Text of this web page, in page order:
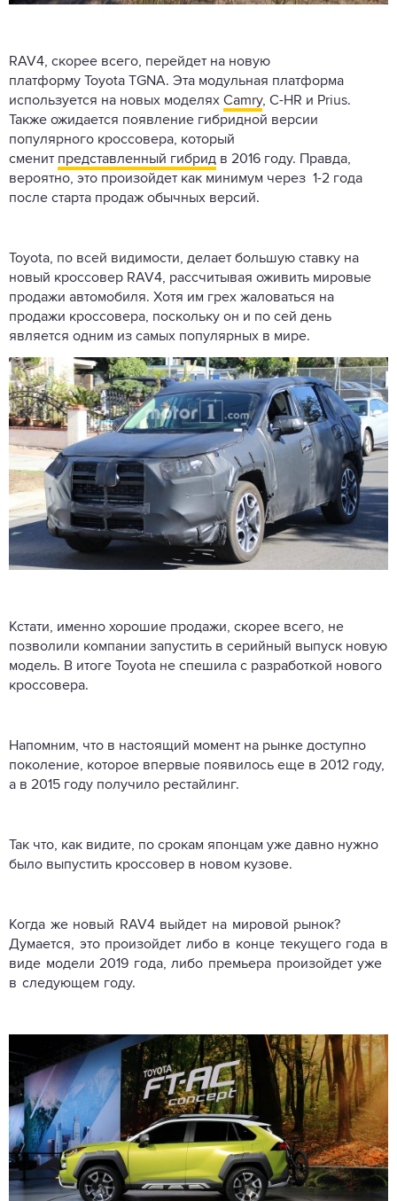
RAV4, скорее всего, перейдет на новую
платформу Toyota TGNA. Эта модульная платформа
используется на новых моделях Camry, C-HR и Prius.
Также ожидается появление гибридной версии
популярного кроссовера, который
сменит представленный гибрид в 2016 году. Правда,
вероятно, это произойдет как минимум через 1-2 года
после старта продаж обычных версий.
Toyota, по всей видимости, делает большую ставку на
новый кроссовер RAV4, рассчитывая оживить мировые
продажи автомобиля. Хотя им грех жаловаться на
продажи кроссовера, поскольку он и по сей день
является одним из самых популярных в мире.
Кстати, именно хорошие продажи, скорее всего, не
позволили компании запустить в серийный выпуск новую
модель. В итоге Toyota не спешила с разработкой нового
кроссовера.
Напомним, что в настоящий момент на рынке доступно
поколение, которое впервые появилось еще в 2012 году,
а в 2015 году получило рестайлинг.
Так что, как видите, по срокам японцам уже давно нужно
было выпустить кроссовер в новом кузове.
Когда же новый RAV4 выйдет на мировой рынок?
Думается, это произойдет либо в конце текущего года в
виде модели 2019 года, либо премьера произойдет уже
в следующем году.